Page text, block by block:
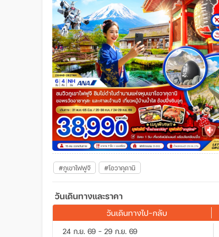
#ภูเขาไฟฟูจิ #โอวาคุดานิ
วันเดินทางและราคา
วันเดินทางไป-กลับ
24 ก.ย. 69 - 29 ก.ย. 69